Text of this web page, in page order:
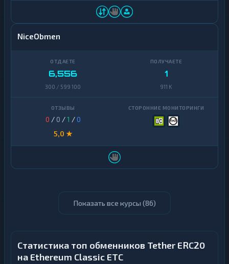
NiceObmen
6,556
300 / 599 100
1
911 K
0 / 0 /1 /0
5,0 ★
Показать все курсы (86)
Статистика топ обменников Tether ERC20
на Ethereum Classic ETC